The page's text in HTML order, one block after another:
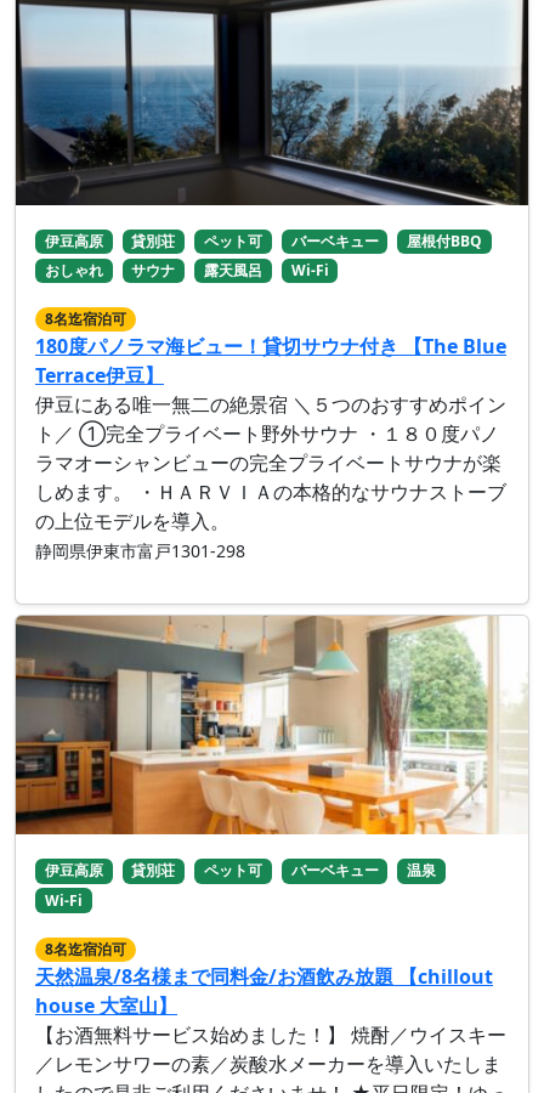
伊豆高原 貸別荘 ペット可 バーベキュー
屋根付BBQ
おしゃれ
サウナ 露天風呂 Wi-Fi
8名迄宿泊可
180度パノラマ海ビュー！貸切サウナ付き 【The Blue
Terrace伊豆】
伊豆にある唯一無二の絶景宿 ＼５つのおすすめポイン
ト／ ①完全プライベート野外サウナ ・１８０度パノ
ラマオーシャンビューの完全プライベートサウナが楽
しめます。 ・ＨＡＲＶＩＡの本格的なサウナストーブ
の上位モデルを導入。
静岡県伊東市富戸1301-298
伊豆高原 貸別荘 ペット可 バーベキュー
温泉
Wi-Fi
8名迄宿泊可
天然温泉/8名様まで同料金/お酒飲み放題 【chillout
house 大室山】
【お酒無料サービス始めました！】 焼酎／ウイスキー
／レモンサワーの素／炭酸水メーカーを導入いたしま